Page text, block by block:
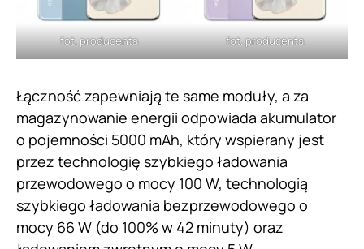
fot. producenta fot. producenta
Łączność zapewniają te same moduły, a za
magazynowanie energii odpowiada akumulator
o pojemności 5000 mAh, który wspierany jest
przez technologię szybkiego ładowania
przewodowego o mocy 100 W, technologią
szybkiego ładowania bezprzewodowego o
mocy 66 W (do 100% w 42 minuty) oraz